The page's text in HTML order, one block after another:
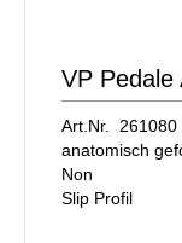
VP Pedale
Art.Nr. 261080
anatomisch
Non
Slip Profil